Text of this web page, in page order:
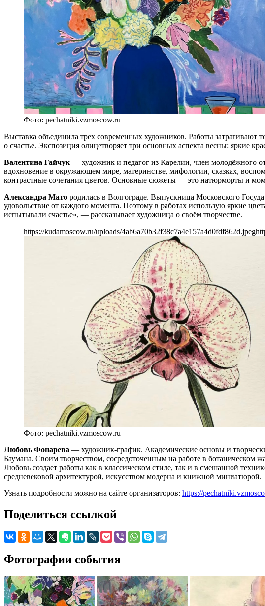
Фото: pechatniki.vzmoscow.ru
Выставка объединила трех современных художников. Работы затрагивают
о счастье. Экспозиция олицетворяет три основных аспекта весны: яркие
Валентина Гайчук — художник и педагог из Карелии, член молодёжного
вдохновение в окружающем мире, материнстве, мифологии, сказках,
контрастные сочетания цветов. Основные сюжеты — это натюрморты и
Александра Мато родилась в Волгограде. Выпускница Московского
удовольствие от каждого момента. Поэтому в работах использую яркие
испытывали счастье», — рассказывает художница о своём творчестве.
https://kudamoscow.ru/uploads/4ab6a70b32f38c7a4e157a4d0fdf862d.jpeg
Фото: pechatniki.vzmoscow.ru
Любовь Фонарева — художник-график. Академические основы и
Баумана. Своим творчеством, сосредоточенным на работе в ботаническом
Любовь создает работы как в классическом стиле, так и в смешанной
средневековой архитектурой, искусством модерна и книжной миниатюрой.
Узнать подробности можно на сайте организаторов: https://
Поделиться ссылкой
Фотографии события